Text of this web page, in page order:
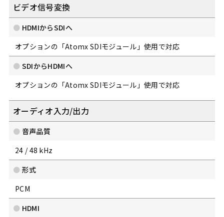
ビデオ信号変換
HDMIからSDIへ
オプションの「Atomx SDIモジュール」使用で対応
SDIからHDMIへ
オプションの「Atomx SDIモジュール」使用で対応
オーディオ入力/出力
音声品質
24 / 48 kHz
形式
PCM
HDMI